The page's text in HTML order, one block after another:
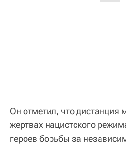
Он отметил, что дистанция
жертвах нацистского
героев борьбы за